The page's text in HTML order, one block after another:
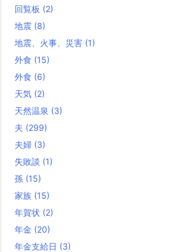
回覧板 (2)
地震 (8)
地震、火事、災害 (1)
外食 (15)
外食 (6)
天気 (2)
天然温泉 (3)
夫 (299)
夫婦 (3)
失敗談 (1)
孫 (15)
家族 (15)
年賀状 (2)
年金 (20)
年金支給日 (3)